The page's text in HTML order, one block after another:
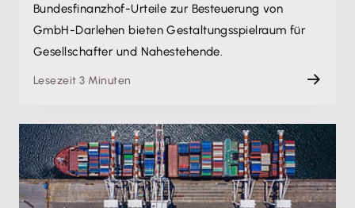
Bundesfinanzhof-Urteile zur Besteuerung von
GmbH-Darlehen bieten Gestaltungsspielraum für
Gesellschafter und Nahestehende.
Lesezeit 3 Minuten